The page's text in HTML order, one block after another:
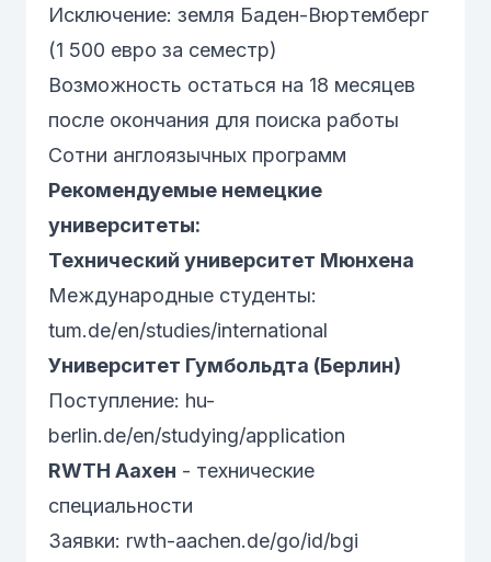
Исключение: земля Баден-Вюртемберг
(1 500 евро за семестр)
Возможность остаться на 18 месяцев
после окончания для поиска работы
Сотни англоязычных программ
Рекомендуемые немецкие
университеты:
Технический университет Мюнхена
Международные студенты:
tum.de/en/studies/international
Университет Гумбольдта (Берлин)
Поступление: hu-
berlin.de/en/studying/application
RWTH Аахен - технические
специальности
Заявки: rwth-aachen.de/go/id/bgi